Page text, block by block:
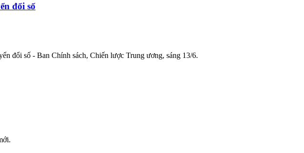
đổi số
đổi số - Ban Chính sách, Chiến lược Trung ương, sáng 13/6.